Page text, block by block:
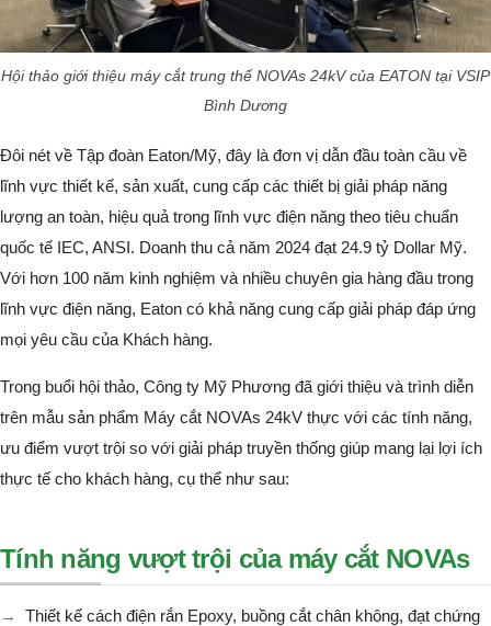
Hội thảo giới thiệu máy cắt trung thế NOVAs 24kV của EATON tại VSIP
Bình Dương
Đôi nét về Tập đoàn Eaton/Mỹ, đây là đơn vị dẫn đầu toàn cầu về
lĩnh vực thiết kế, sản xuất, cung cấp các thiết bị giải pháp năng
lượng an toàn, hiệu quả trong lĩnh vực điện năng theo tiêu chuẩn
quốc tế IEC, ANSI. Doanh thu cả năm 2024 đạt 24.9 tỷ Dollar Mỹ.
Với hơn 100 năm kinh nghiệm và nhiều chuyên gia hàng đầu trong
lĩnh vực điện năng, Eaton có khả năng cung cấp giải pháp đáp ứng
mọi yêu cầu của Khách hàng.
Trong buổi hội thảo, Công ty Mỹ Phương đã giới thiệu và trình diễn
trên mẫu sản phẩm Máy cắt NOVAs 24kV thực với các tính năng,
ưu điểm vượt trội so với giải pháp truyền thống giúp mang lại lợi ích
thực tế cho khách hàng, cụ thể như sau:
Tính năng vượt trội của máy cắt NOVAs
Thiết kế cách điện rắn Epoxy, buồng cắt chân không, đạt chứng